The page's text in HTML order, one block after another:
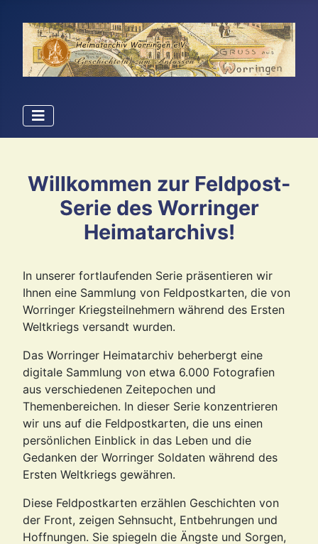
Willkommen zur Feldpost-
Serie des Worringer
Heimatarchivs!
In unserer fortlaufenden Serie präsentieren wir
Ihnen eine Sammlung von Feldpostkarten, die von
Worringer Kriegsteilnehmern während des Ersten
Weltkriegs versandt wurden.
Das Worringer Heimatarchiv beherbergt eine
digitale Sammlung von etwa 6.000 Fotografien
aus verschiedenen Zeitepochen und
Themenbereichen. In dieser Serie konzentrieren
wir uns auf die Feldpostkarten, die uns einen
persönlichen Einblick in das Leben und die
Gedanken der Worringer Soldaten während des
Ersten Weltkriegs gewähren.
Diese Feldpostkarten erzählen Geschichten von
der Front, zeigen Sehnsucht, Entbehrungen und
Hoffnungen. Sie spiegeln die Ängste und Sorgen,